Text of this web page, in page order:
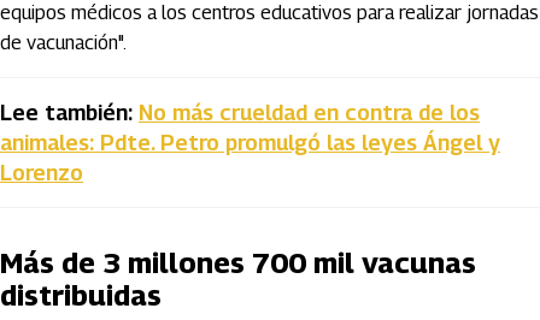
equipos médicos a los centros educativos para realizar jornadas
de vacunación".
Lee también: No más crueldad en contra de los
animales: Pdte. Petro promulgó las leyes Ángel y
Lorenzo
Más de 3 millones 700 mil vacunas
distribuidas